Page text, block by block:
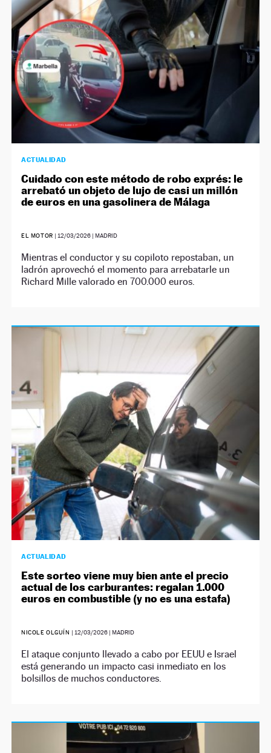
ACTUALIDAD
Cuidado con este método de robo exprés: le
arrebató un objeto de lujo de casi un millón
de euros en una gasolinera de Málaga
EL MOTOR | 12/03/2026| MADRID
Mientras el conductor y su copiloto repostaban, un
ladrón aprovechó el momento para arrebatarle un
Richard Mille valorado en 700.000 euros.
ACTUALIDAD
Este sorteo viene muy bien ante el precio
actual de los carburantes: regalan 1.000
euros en combustible (y no es una estafa)
NICOLE OLGUÍN | 12/03/2026| MADRID
El ataque conjunto llevado a cabo por EEUU e Israel
está generando un impacto casi inmediato en los
bolsillos de muchos conductores.